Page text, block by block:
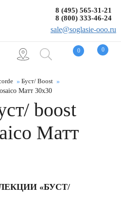
0 0
8 (495) 565-31-21
8 (800) 333-46-24
sale@soglasie-ooo.ru
Буст/ Boost
Матт 30x30
boost
Матт
«БУСТ/